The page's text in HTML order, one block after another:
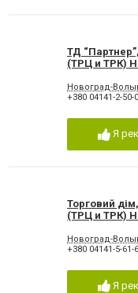
ТД
(ТРЦ и ТРК)
Новоград-
+380 04141-2-50-
Я
Торговий
(ТРЦ и ТРК)
Новоград-
+380 04141-5-61-
Я